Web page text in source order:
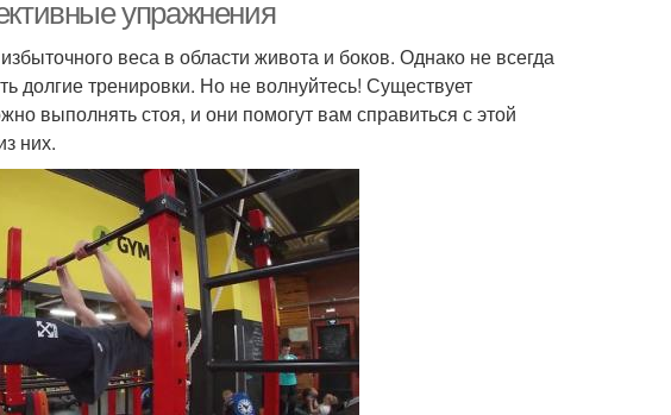
упражнения
веса в области живота и боков. Однако не всегда
долгие тренировки. Но не волнуйтесь! Существует
выполнять стоя, и они помогут вам справиться с этой
них.